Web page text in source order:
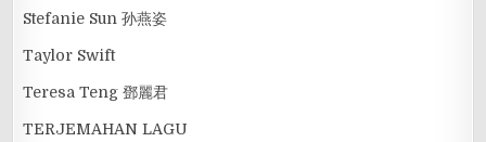
Stefanie Sun 孙燕姿
Taylor Swift
Teresa Teng 鄧麗君
TERJEMAHAN LAGU